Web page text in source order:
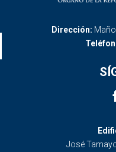
Dirección:
José